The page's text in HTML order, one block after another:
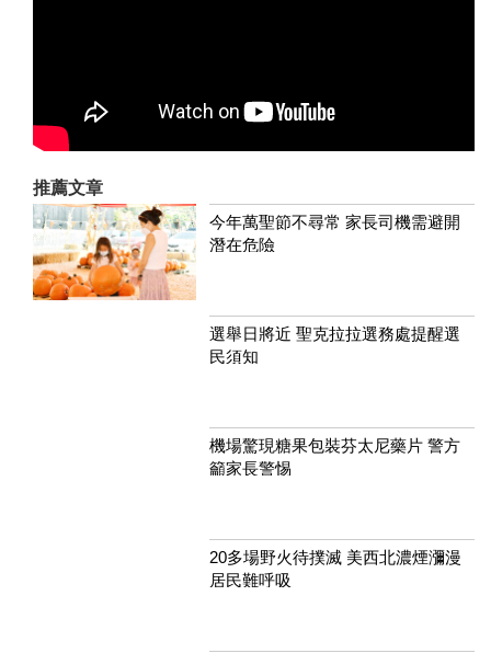
推薦文章
今年萬聖節不尋常 家長司機需避開
潛在危險
選舉日將近 聖克拉拉選務處提醒選
民須知
機場驚現糖果包裝芬太尼藥片 警方
籲家長警惕
20多場野火待撲滅 美西北濃煙瀰漫
居民難呼吸